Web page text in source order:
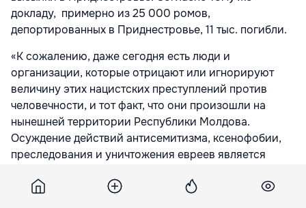
докладу, примерно из 25 000 ромов,
депортированных в Приднестровье, 11 тыс. погибли.
«К сожалению, даже сегодня есть люди и
организации, которые отрицают или игнорируют
величину этих нацистских преступлений против
человечности, и тот факт, что они произошли на
нынешней территории Республики Молдова.
Осуждение действий антисемитизма, ксенофобии,
преследования и уничтожения евреев является
против человечества не произойдут больше в нашем